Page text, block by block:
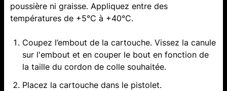
poussière ni graisse. Appliquez entre des
températures de +5°C à +40°C.
Coupez l’embout de la cartouche. Vissez la canule
sur l'embout et en couper le bout en fonction de
la taille du cordon de colle souhaitée.
Placez la cartouche dans le pistolet.